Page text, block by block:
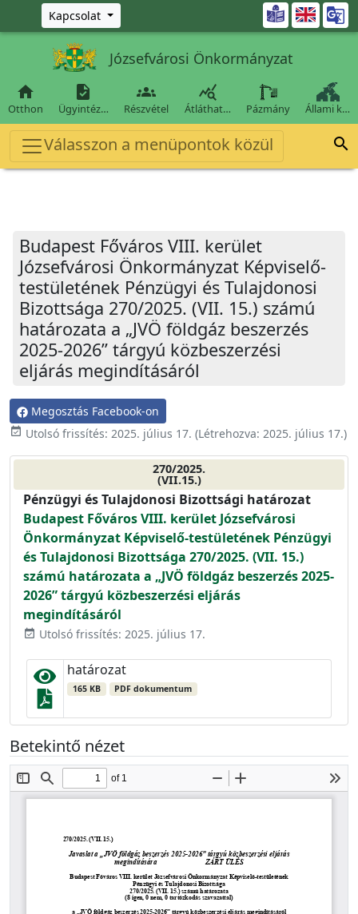
Ugrás a fő tartalomra
Kapcsolat 
Józsefvárosi Önkormányzat

Otthon

Ügyintéz…

Részvétel

Átláthat… Pázmány Állami k…
Válasszon a menüpontok közül 
Budapest Főváros VIII. kerület
Józsefvárosi Önkormányzat Képviselő-
testületének Pénzügyi és Tulajdonosi
Bizottsága 270/2025. (VII. 15.) számú
határozata a „JVÖ földgáz beszerzés
2025-2026” tárgyú közbeszerzési
eljárás megindításáról
Megosztás Facebook-on
event_available Utolsó frissítés: 2025. július 17. (Létrehozva: 2025. július 17.)
270/2025.
(VII.15.)
Pénzügyi és Tulajdonosi Bizottsági határozat
Budapest Főváros VIII. kerület Józsefvárosi
Önkormányzat Képviselő-testületének Pénzügyi
és Tulajdonosi Bizottsága 270/2025. (VII. 15.)
számú határozata a „JVÖ földgáz beszerzés 2025-
2026” tárgyú közbeszerzési eljárás
megindításáról
event_available Utolsó frissítés: 2025. július 17.
határozat
165 KB PDF dokumentum
Betekintő nézet